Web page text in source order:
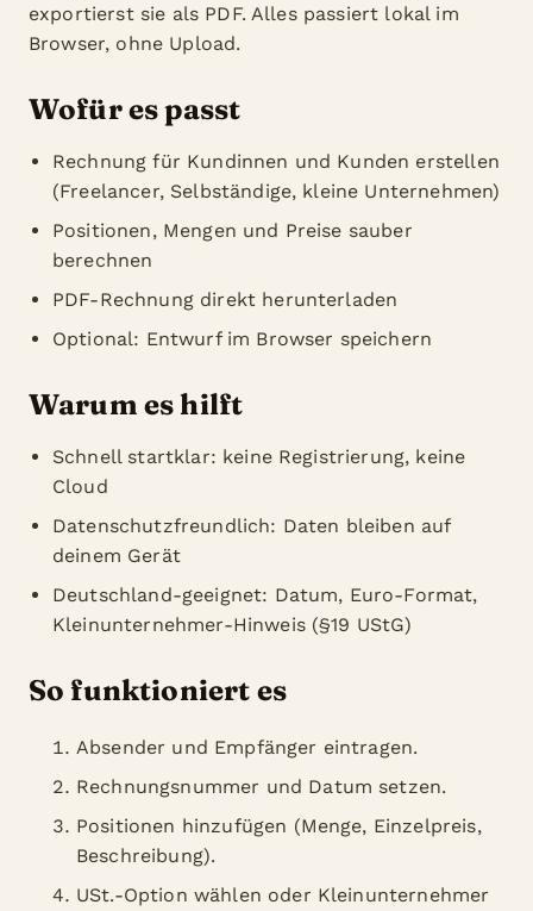
exportierst sie als PDF. Alles passiert lokal im
Browser, ohne Upload.
Wofür es passt
Rechnung für Kundinnen und Kunden erstellen
(Freelancer, Selbständige, kleine Unternehmen)
Positionen, Mengen und Preise sauber
berechnen
PDF-Rechnung direkt herunterladen
Optional: Entwurf im Browser speichern
Warum es hilft
Schnell startklar: keine Registrierung, keine
Cloud
Datenschutzfreundlich: Daten bleiben auf
deinem Gerät
Deutschland-geeignet: Datum, Euro-Format,
Kleinunternehmer-Hinweis (§19 UStG)
So funktioniert es
Absender und Empfänger eintragen.
Rechnungsnummer und Datum setzen.
Positionen hinzufügen (Menge, Einzelpreis,
Beschreibung).
USt.-Option wählen oder Kleinunternehmer